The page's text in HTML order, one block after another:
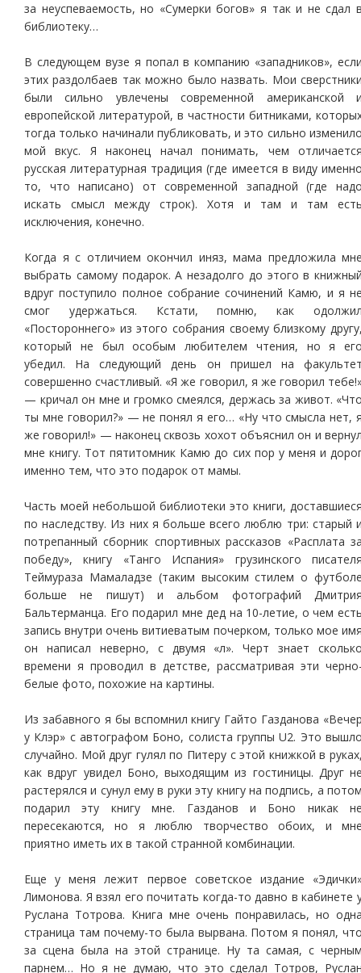
за неуспеваемость, но «Сумерки богов» я так и не сдал
библиотеку…
В следующем вузе я попал в компанию «западников»,
этих раздолбаев так можно было назвать. Мои
были сильно увлечены современной американской
европейской литературой, в частности битниками,
тогда только начинали публиковать, и это сильно
мой вкус. Я наконец начал понимать, чем
русская литературная традиция (где имеется в виду
то, что написано) от современной западной (где
искать смысл между строк). Хотя и там и там
исключения, конечно.
Когда я с отличием окончил иняз, мама предложила
выбрать самому подарок. А незадолго до этого в
вдруг поступило полное собрание сочинений Камю, и я
смог удержаться. Кстати, помню, как
«Постороннего» из этого собрания своему близкому
который не был особым любителем чтения, но я
убедил. На следующий день он пришел на
совершенно счастливый. «Я же говорил, я же говорил
— кричал он мне и громко смеялся, держась за живот.
ты мне говорил?» — не понял я его… «Ну что смысла нет,
же говорил!» — наконец сквозь хохот объяснил он и
мне книгу. Тот пятитомник Камю до сих пор у меня и
именно тем, что это подарок от мамы.
Часть моей небольшой библиотеки это книги,
по наследству. Из них я больше всего люблю три: старый
потрепанный сборник спортивных рассказов «Расплата
победу», книгу «Танго Испания» грузинского
Теймураза Мамаладзе (таким высоким стилем о
больше не пишут) и альбом фотографий
Бальтерманца. Его подарил мне дед на 10-летие, о чем
запись внутри очень витиеватым почерком, только мое
он написал неверно, с двумя «л». Черт знает
времени я проводил в детстве, рассматривая эти
белые фото, похожие на картины.
Из забавного я бы вспомнил книгу Гайто Газданова
у Клэр» с автографом Боно, солиста группы U2. Это
случайно. Мой друг гулял по Питеру с этой книжкой в
как вдруг увидел Боно, выходящим из гостиницы. Друг
растерялся и сунул ему в руки эту книгу на подпись, а
подарил эту книгу мне. Газданов и Боно никак
пересекаются, но я люблю творчество обоих, и
приятно иметь их в такой странной комбинации.
Еще у меня лежит первое советское издание
Лимонова. Я взял его почитать когда-то давно в кабинете
Руслана Тотрова. Книга мне очень понравилась, но
страница там почему-то была вырвана. Потом я понял,
за сцена была на этой странице. Ну та самая, с
парнем… Но я не думаю, что это сделал Тотров,